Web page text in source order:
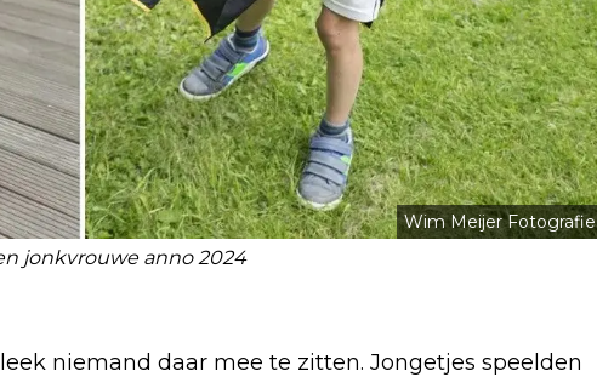
Wim Meijer Fotografie
jonkvrouwe anno 2024
niemand daar mee te zitten. Jongetjes speelden